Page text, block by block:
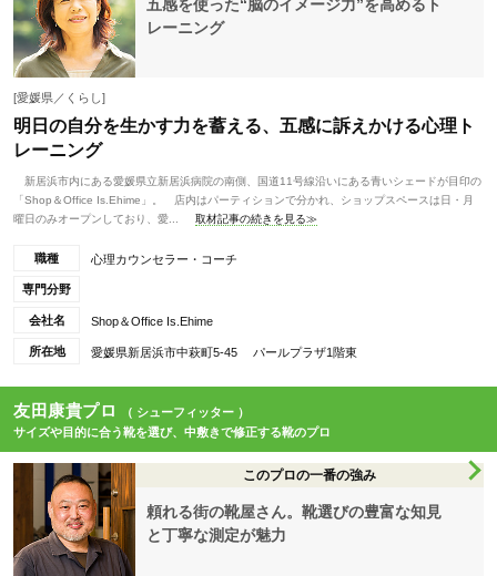
五感を使った“脳のイメージ力”を高めるト
レーニング
[愛媛県／くらし]
明日の自分を生かす力を蓄える、五感に訴えかける心理ト
レーニング
新居浜市内にある愛媛県立新居浜病院の南側、国道11号線沿いにある青いシェードが目印の
「Shop＆Office Is.Ehime」。 店内はパーティションで分かれ、ショップスペースは日・月
曜日のみオープンしており、愛...
取材記事の続きを見る≫
職種 心理カウンセラー・コーチ
専門分野
会社名 Shop＆Office Is.Ehime
所在地 愛媛県新居浜市中萩町5-45 パールプラザ1階東
友田康貴プロ
（ シューフィッター ）
サイズや目的に合う靴を選び、中敷きで修正する靴のプロ
このプロの一番の強み
頼れる街の靴屋さん。靴選びの豊富な知見
と丁寧な測定が魅力